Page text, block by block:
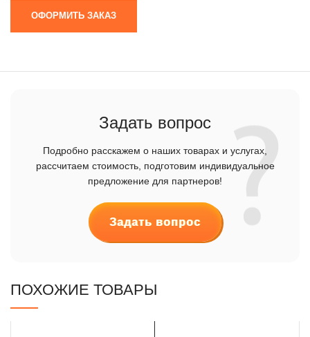
ОФОРМИТЬ ЗАКАЗ
Задать вопрос
Подробно расскажем о наших товарах и услугах,
рассчитаем стоимость, подготовим индивидуальное
предложение для партнеров!
Задать вопрос
ПОХОЖИЕ ТОВАРЫ